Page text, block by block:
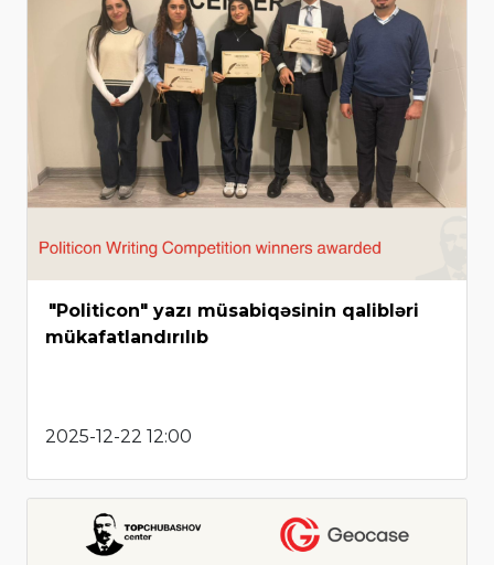
"Politicon" yazı müsabiqəsinin qalibləri
mükafatlandırılıb
2025-12-22 12:00